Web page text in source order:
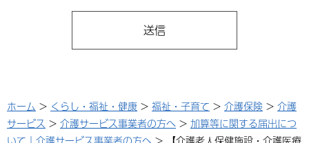
ホーム > くらし・福祉・健康 > 福祉・子育て > 介護保険 > 介護
サービス > 介護サービス事業者の方へ > 加算等に関する届出につ